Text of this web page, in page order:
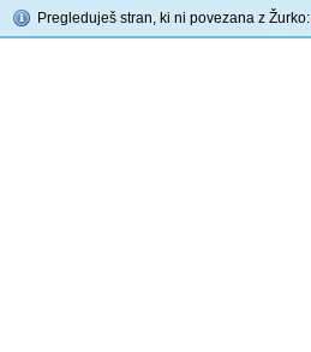
Pregleduješ stran, ki ni povezana z Žurko: